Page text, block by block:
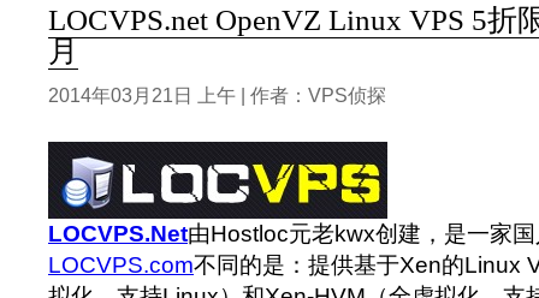
LOCVPS.net OpenVZ Linux VPS 5折
月
2014年03月21日 上午 | 作者：VPS侦探
LOCVPS.Net由Hostloc元老kwx创建，是一家
LOCVPS.com不同的是：提供基于Xen的Linux